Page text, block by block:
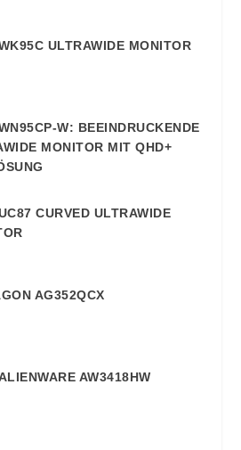
ULTRAWIDE MONITOR
W: BEEINDRUCKENDE
MONITOR MIT QHD+
CURVED ULTRAWIDE
AG352QCX
AW3418HW